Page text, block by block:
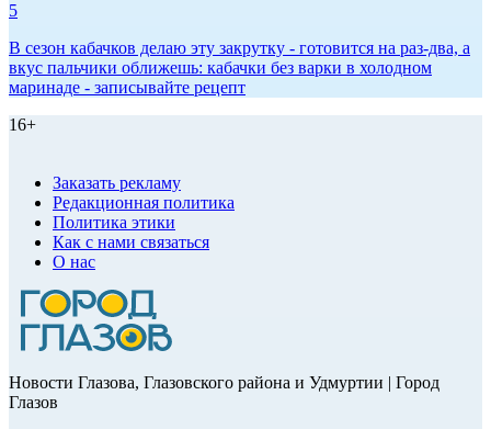
5
В сезон кабачков делаю эту закрутку - готовится на раз-два, а
вкус пальчики оближешь: кабачки без варки в холодном
маринаде - записывайте рецепт
16+
Заказать рекламу
Редакционная политика
Политика этики
Как с нами связаться
О нас
Новости Глазова, Глазовского района и Удмуртии | Город
Глазов